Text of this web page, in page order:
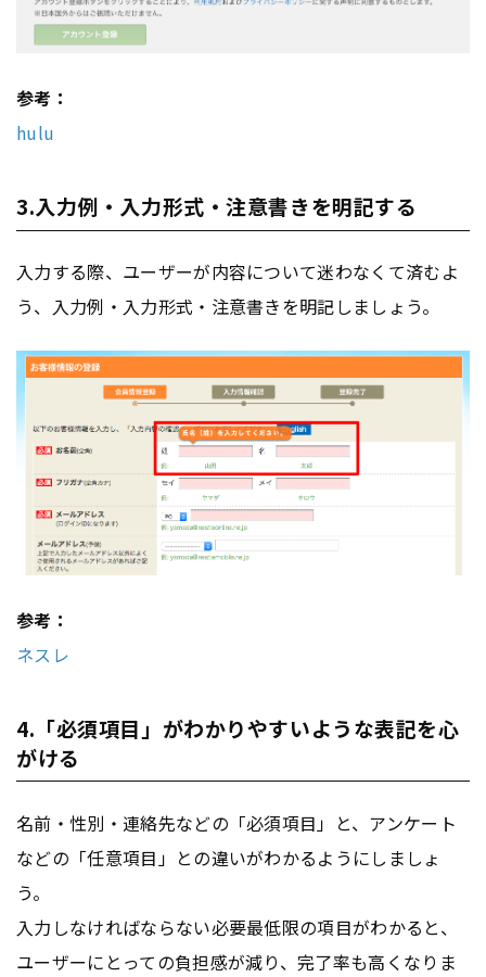
参考：
hulu
3.入力例・入力形式・注意書きを明記する
入力する際、ユーザーが内容について迷わなくて済むよ
う、入力例・入力形式・注意書きを明記しましょう。
参考：
ネスレ
4.「必須項目」がわかりやすいような表記を心
がける
名前・性別・連絡先などの「必須項目」と、アンケート
などの「任意項目」との違いがわかるようにしましょ
う。
入力しなければならない必要最低限の項目がわかると、
ユーザーにとっての負担感が減り、完了率も高くなりま